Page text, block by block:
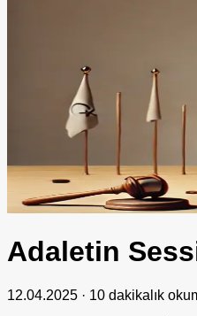
Adaletin
12.04.2025 · 10 dakikalık